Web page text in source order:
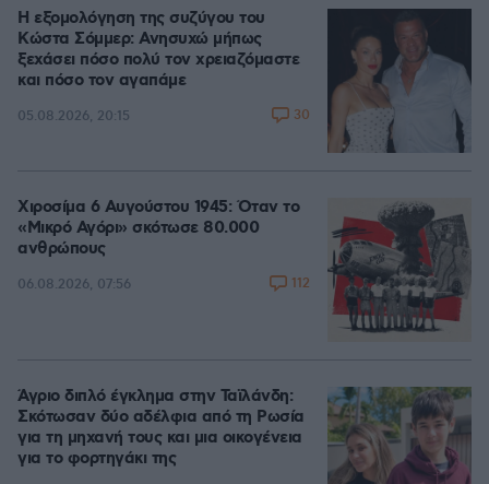
Η εξομολόγηση της συζύγου του
Κώστα Σόμμερ: Ανησυχώ μήπως
ξεχάσει πόσο πολύ τον χρειαζόμαστε
και πόσο τον αγαπάμε
05.08.2026, 20:15 30
Χιροσίμα 6 Αυγούστου 1945: Όταν το
«Μικρό Αγόρι» σκότωσε 80.000
ανθρώπους
06.08.2026, 07:56 112
Άγριο διπλό έγκλημα στην Ταϊλάνδη:
Σκότωσαν δύο αδέλφια από τη Ρωσία
για τη μηχανή τους και μια οικογένεια
για το φορτηγάκι της